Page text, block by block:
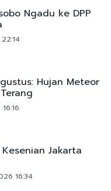
Ngadu ke DPP
Hujan Meteor
Jakarta
16:34